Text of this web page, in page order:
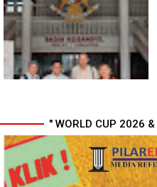
Scamming Internasional di
Apartemen Medan, Korban
Rugi Rp6,7 Miliar
MIO Indonesia Sumut Resmi
Daftarkan Organisasi ke
Kesbangpol, Langkah Awal
Perkuat Profesionalisme
Media Online
" WORLD CUP 2026